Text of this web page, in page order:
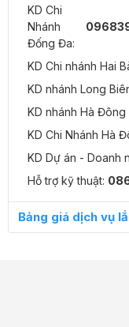
Hệ điều hành hỗ trợ
Giao thức kết nối
KD Chi
Nhánh
Đống Đa:
KD Chi nhánh Hai
KD nhánh Long
KD nhánh Hà Đông
KD Chi Nhánh Hà
KD Dự án - Doanh
Hỗ trợ kỹ thuật:
Bảng giá dịch vụ